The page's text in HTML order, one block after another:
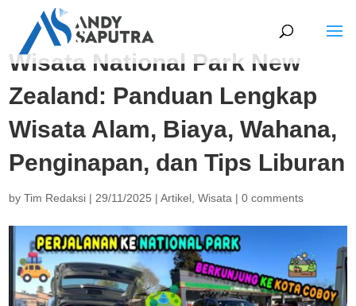
Wisata National Park New
Zealand: Panduan Lengkap
Wisata Alam, Biaya, Wahana,
Penginapan, dan Tips Liburan
byTim Redaksi | 29/11/2025 |Artikel ,Wisata |0 comments